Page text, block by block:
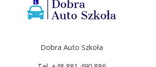
Dobra Auto Szkoła